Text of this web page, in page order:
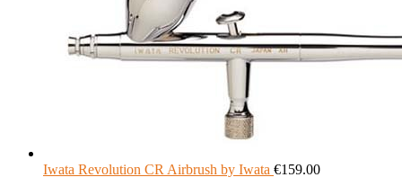
Iwata Revolution CR Airbrush by Iwata €159.00